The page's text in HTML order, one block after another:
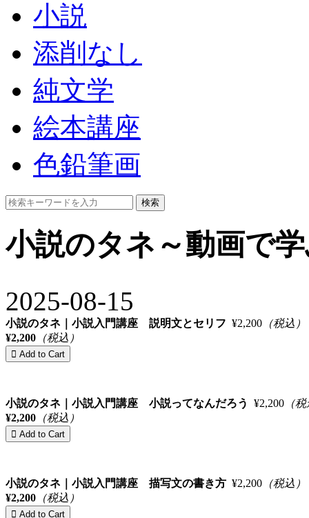
小説
添削なし
純文学
絵本講座
色鉛筆画
検索
小説のタネ～動画で
2025-08-15
小説のタネ｜小説入門講座 説明文とセリフ ¥2,200 （税込）
¥2,200 （税込）
小説のタネ｜小説入門講座 小説ってなんだろう ¥2,200 （
¥2,200 （税込）
小説のタネ｜小説入門講座 描写文の書き方 ¥2,200 （税込）
¥2,200 （税込）